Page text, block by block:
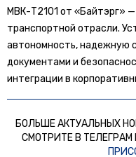
МВК-Т2101 от «Байтэрг»
транспортной отрасли.
автономность, надежную
документами и
интеграции в
БОЛЬШЕ АКТУАЛЬНЫХ
СМОТРИТЕ В ТЕЛЕГРАМ